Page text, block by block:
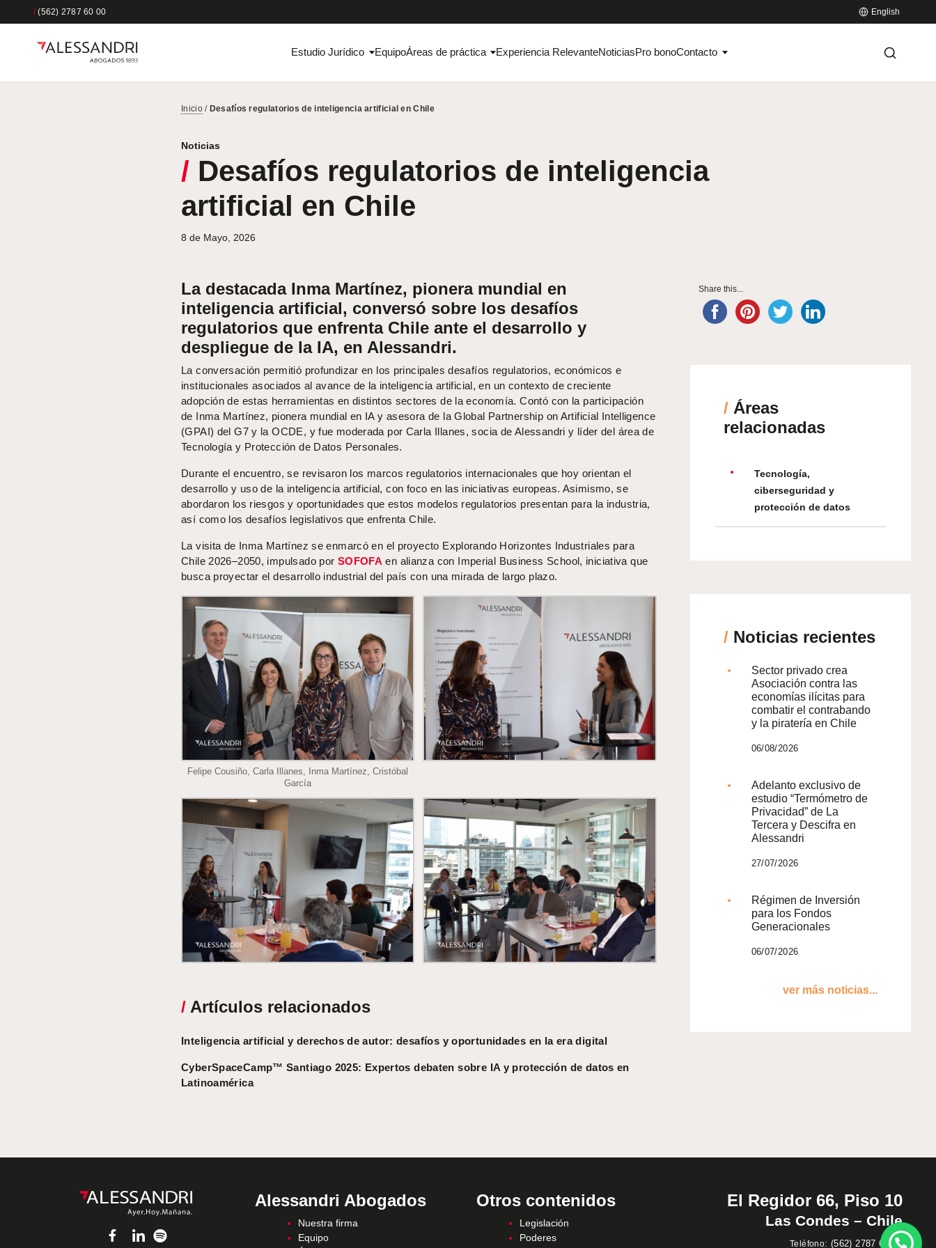
/(562) 2787 60 00 English
Estudio Jurídico EquipoÁreas de práctica Experiencia RelevanteNoticiasPro bonoContacto
Inicio/ Desafíos regulatorios de inteligencia artificial en Chile
Noticias
/ Desafíos regulatorios de inteligencia
artificial en Chile
8 de Mayo, 2026
La destacada Inma Martínez, pionera mundial en
inteligencia artificial, conversó sobre los desafíos
regulatorios que enfrenta Chile ante el desarrollo y
despliegue de la IA, en Alessandri.
La conversación permitió profundizar en los principales desafíos regulatorios, económicos e
institucionales asociados al avance de la inteligencia artificial, en un contexto de creciente
adopción de estas herramientas en distintos sectores de la economía. Contó con la participación
de Inma Martínez, pionera mundial en IA y asesora de la Global Partnership on Artificial Intelligence
(GPAI) del G7 y la OCDE, y fue moderada por Carla Illanes, socia de Alessandri y líder del área de
Tecnología y Protección de Datos Personales.
Durante el encuentro, se revisaron los marcos regulatorios internacionales que hoy orientan el
desarrollo y uso de la inteligencia artificial, con foco en las iniciativas europeas. Asimismo, se
abordaron los riesgos y oportunidades que estos modelos regulatorios presentan para la industria,
así como los desafíos legislativos que enfrenta Chile.
La visita de Inma Martínez se enmarcó en el proyecto Explorando Horizontes Industriales para
Chile 2026–2050, impulsado por SOFOFA en alianza con Imperial Business School, iniciativa que
busca proyectar el desarrollo industrial del país con una mirada de largo plazo.
Felipe Cousiño, Carla Illanes, Inma Martínez, Cristóbal
García
/ Artículos relacionados
Inteligencia artificial y derechos de autor: desafíos y oportunidades en la era digital
CyberSpaceCamp™ Santiago 2025: Expertos debaten sobre IA y protección de datos en
Latinoamérica
Share this...
/Áreas
relacionadas
Tecnología,
ciberseguridad y
protección de datos
/Noticias recientes
Sector privado crea
Asociación contra las
economías ilícitas para
combatir el contrabando
y la piratería en Chile
06/08/2026
Adelanto exclusivo de
estudio “Termómetro de
Privacidad” de La
Tercera y Descifra en
Alessandri
27/07/2026
Régimen de Inversión
para los Fondos
Generacionales
06/07/2026
ver más noticias...
Alessandri Abogados
Nuestra firma
Equipo
Otros contenidos
Legislación
Poderes
El Regidor 66, Piso 10
Las Condes – Chile
Teléfono: (562) 2787 60 00